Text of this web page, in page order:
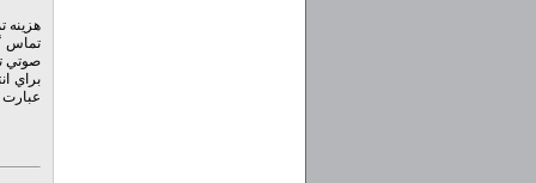
هزينه
تماس
صوتي
براي
عبارت